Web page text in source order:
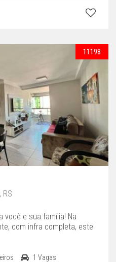
11198
RS
você e sua família! Na
com infra completa, este
1 Vagas